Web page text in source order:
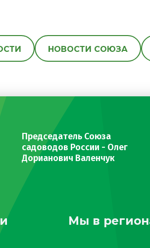
НОВОСТИ СОЮЗА
Председатель Союза
садоводов России - Олег
Дорианович Валенчук
Мы в